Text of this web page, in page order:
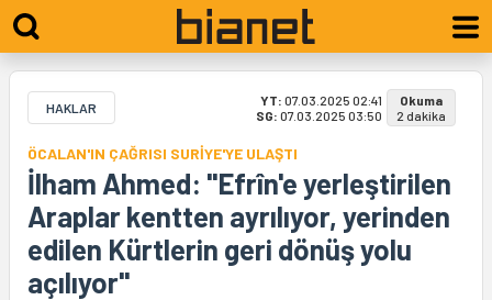
HAKLAR YT: 07.03.2025 02:41
SG: 07.03.2025 03:50
Okuma
2 dakika
ÖCALAN'IN ÇAĞRISI SURİYE'YE ULAŞTI
İlham Ahmed: "Efrîn'e yerleştirilen
Araplar kentten ayrılıyor, yerinden
edilen Kürtlerin geri dönüş yolu
açılıyor"